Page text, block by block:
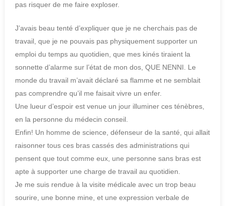
pas risquer de me faire exploser.
J’avais beau tenté d’expliquer que je ne cherchais pas de
travail, que je ne pouvais pas physiquement supporter un
emploi du temps au quotidien, que mes kinés tiraient la
sonnette d’alarme sur l’état de mon dos, QUE NENNI. Le
monde du travail m’avait déclaré sa flamme et ne semblait
pas comprendre qu’il me faisait vivre un enfer.
Une lueur d’espoir est venue un jour illuminer ces ténèbres,
en la personne du médecin conseil.
Enfin! Un homme de science, défenseur de la santé, qui allait
raisonner tous ces bras cassés des administrations qui
pensent que tout comme eux, une personne sans bras est
apte à supporter une charge de travail au quotidien.
Je me suis rendue à la visite médicale avec un trop beau
sourire, une bonne mine, et une expression verbale de